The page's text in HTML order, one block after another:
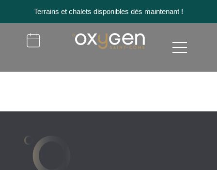
Terrains et chalets disponibles dès maintenant !